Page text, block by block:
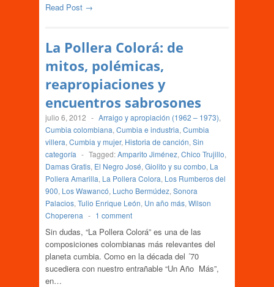
Read Post →
La Pollera Colorá: de
mitos, polémicas,
reapropiaciones y
encuentros sabrosones
julio 6, 2012 - Arraigo y apropiación (1962 – 1973),
Cumbia colombiana, Cumbia e industria, Cumbia
villera, Cumbia y mujer, Historia de canción, Sin
categoría - Tagged:Amparito Jiménez, Chico Trujillo,
Damas Gratis, El Negro José, Giolito y su combo, La
Pollera Amarilla, La Pollera Colora, Los Rumberos del
900, Los Wawancó, Lucho Bermúdez, Sonora
Palacios, Tulio Enrique León, Un año más, Wilson
Choperena - 1 comment
Sin dudas, “La Pollera Colorá” es una de las
composiciones colombianas más relevantes del
planeta cumbia. Como en la década del ´70
sucediera con nuestro entrañable “Un Año Más”,
en…